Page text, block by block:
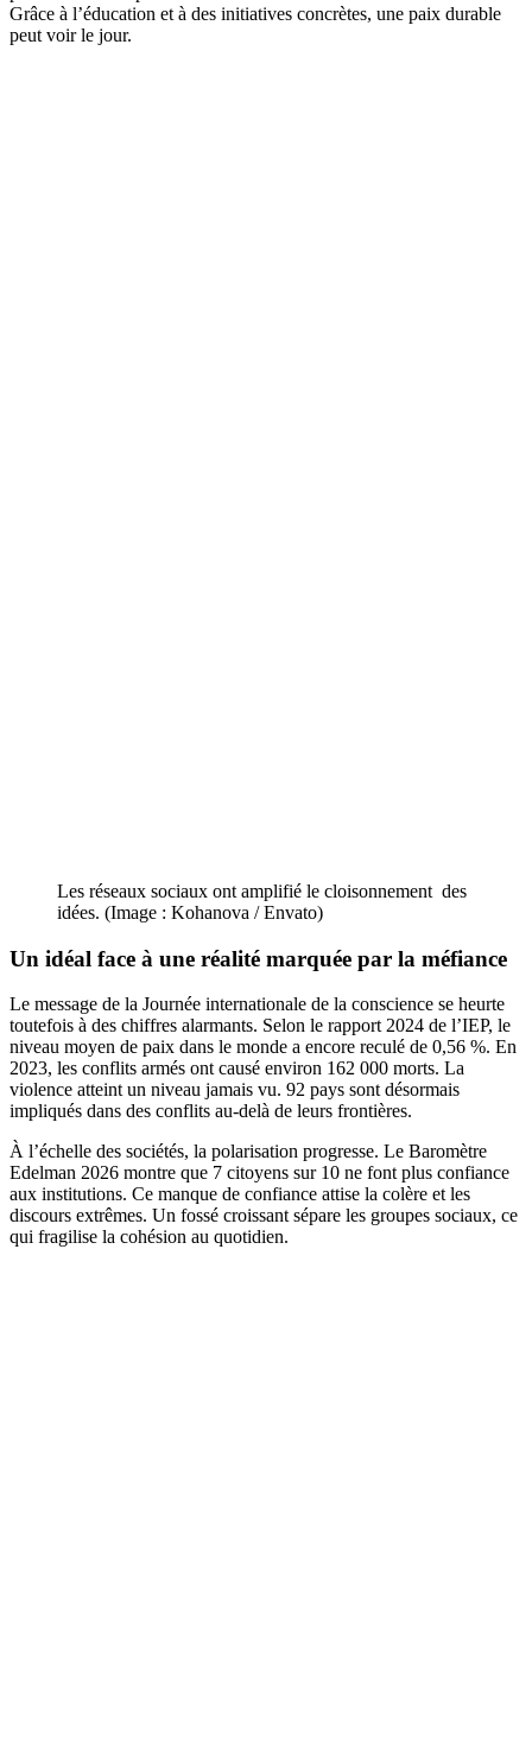
Grâce à l’éducation et à des initiatives concrètes, une paix durable
peut voir le jour.
Les réseaux sociaux ont amplifié le cloisonnement des
idées. (Image : Kohanova / Envato)
Un idéal face à une réalité marquée par la méfiance
Le message de la Journée internationale de la conscience se heurte
toutefois à des chiffres alarmants. Selon le rapport 2024 de l’IEP, le
niveau moyen de paix dans le monde a encore reculé de 0,56 %. En
2023, les conflits armés ont causé environ 162 000 morts. La
violence atteint un niveau jamais vu. 92 pays sont désormais
impliqués dans des conflits au-delà de leurs frontières.
À l’échelle des sociétés, la polarisation progresse. Le Baromètre
Edelman 2026 montre que 7 citoyens sur 10 ne font plus confiance
aux institutions. Ce manque de confiance attise la colère et les
discours extrêmes. Un fossé croissant sépare les groupes sociaux, ce
qui fragilise la cohésion au quotidien.